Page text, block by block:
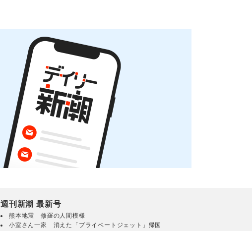
週刊新潮 最新号
熊本地震 修羅の人間模様
小室さん一家 消えた「プライベートジェット」帰国